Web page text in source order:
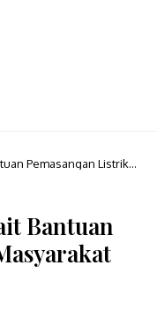
Pemasangan Listrik
Bantuan